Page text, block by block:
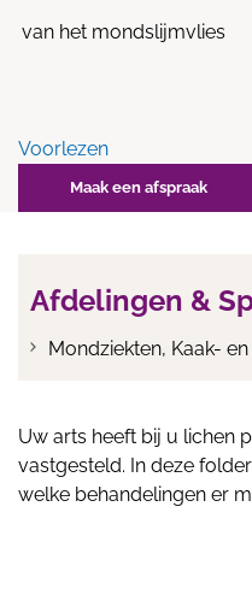
van het mondslijmvlies
Voorlezen
Maak een afspraak
Afdelingen &
Mondziekten, Kaak-
Uw arts heeft bij u lichen
vastgesteld. In deze
welke behandelingen er